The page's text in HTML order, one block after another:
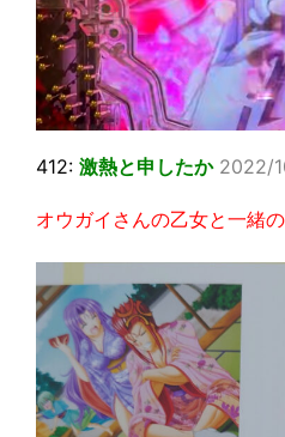
412: 激熱と申したか 2022/
オウガイさんの乙女と一緒